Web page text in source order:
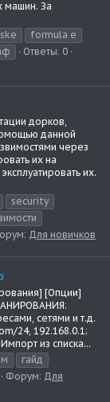
машин. За
formula e
Ответы: 0
дорков,
данной
через
их на
их.
security
Для новичков
[Опции]
сетями и т.д.
24, 192.168.0.1;
из списка...
гайд
Форум: Для